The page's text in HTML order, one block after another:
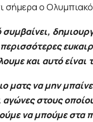
σήμερα ο
και αυτό είναι
ματς να μην
αγώνες στους
να μπούμε στα